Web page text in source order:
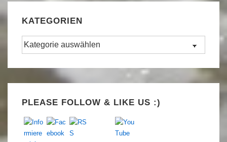
KATEGORIEN
Kategorien
PLEASE FOLLOW & LIKE US :)